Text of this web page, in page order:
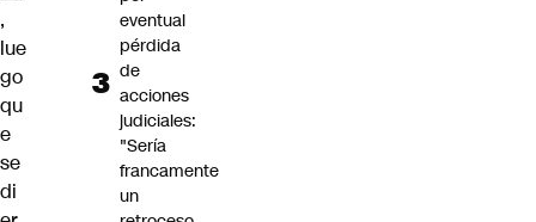
,
lue
go
qu
e
se
di
eventual
pérdida
de
acciones
judiciales:
"Sería
francamente
un